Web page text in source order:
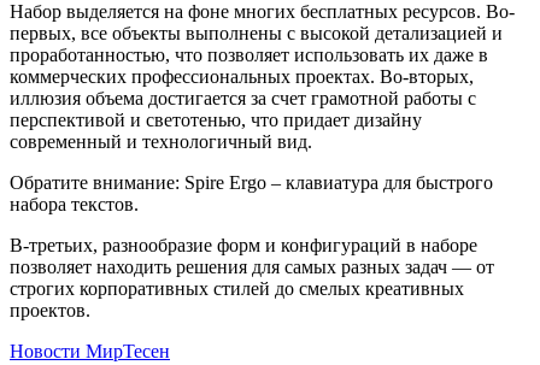
Набор выделяется на фоне многих бесплатных ресурсов. Во-
первых, все объекты выполнены с высокой детализацией и
проработанностью, что позволяет использовать их даже в
коммерческих профессиональных проектах. Во-вторых,
иллюзия объема достигается за счет грамотной работы с
перспективой и светотенью, что придает дизайну
современный и технологичный вид.
Обратите внимание: Spire Ergo – клавиатура для быстрого
набора текстов.
В-третьих, разнообразие форм и конфигураций в наборе
позволяет находить решения для самых разных задач — от
строгих корпоративных стилей до смелых креативных
проектов.
Новости МирТесен